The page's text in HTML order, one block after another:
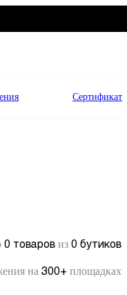
Сертификат
0 товаров из 0 бутиков
на 300+ площадках